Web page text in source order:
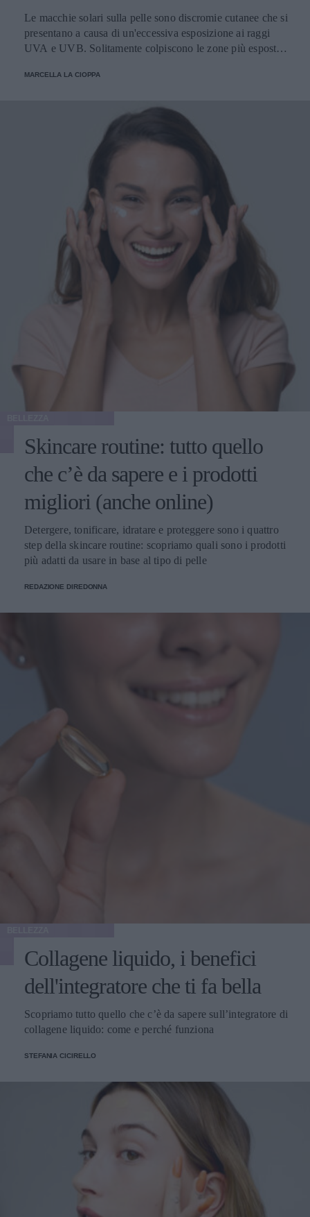
Le macchie solari sulla pelle sono discromie cutanee che si
presentano a causa di un'eccessiva esposizione ai raggi
UVA e UVB. Solitamente colpiscono le zone più esposte,
attenuarle e i prodotti migliori per schiarirle.
MARCELLA LA CIOPPA
Skincare routine: tutto quello
che c’è da sapere e i prodotti
migliori (anche online)
Detergere, tonificare, idratare e proteggere sono i quattro
step della skincare routine: scopriamo quali sono i prodotti
più adatti da usare in base al tipo di pelle
REDAZIONE DIREDONNA
Collagene liquido, i benefici
dell'integratore che ti fa bella
Scopriamo tutto quello che c’è da sapere sull’integratore di
collagene liquido: come e perché funziona
STEFANIA CICIRELLO